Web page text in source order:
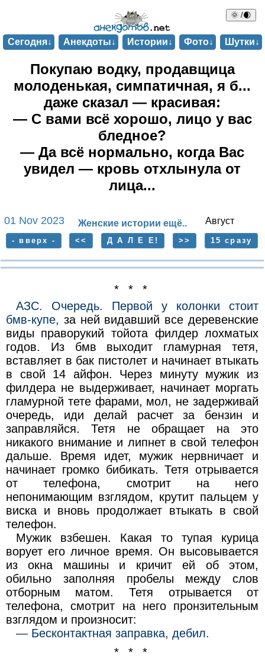
🌞 /🌒
Сегодня↓ Анекдоты↓ Истории↓ Фото↓ Шутки↓
Покупаю водку, продавщица
молоденькая, симпатичная, я б...
даже сказал — красивая:
— С вами всё хорошо, лицо у вас
бледное?
— Да всё нормально, когда Вас
увидел — кровь отхлынула от
лица...
01 Nov 2023 Женские истории ещё.. Август
- вверх - << Д А Л Е Е! >> 15 сразу
* * *
АЗС. Очередь. Первой у колонки стоит
бмв-купе, за ней видавший все деревенские
виды праворукий тойота филдер лохматых
годов. Из бмв выходит гламурная тетя,
вставляет в бак пистолет и начинает втыкать
в свой 14 айфон. Через минуту мужик из
филдера не выдерживает, начинает моргать
гламурной тете фарами, мол, не задерживай
очередь, иди делай расчет за бензин и
заправляйся. Тетя не обращает на это
никакого внимание и липнет в свой телефон
дальше. Время идет, мужик нервничает и
начинает громко бибикать. Тетя отрывается
от телефона, смотрит на него
непонимающим взглядом, крутит пальцем у
виска и вновь продолжает втыкать в свой
телефон.
Мужик взбешен. Какая то тупая курица
ворует его личное время. Он высовывается
из окна машины и кричит ей об этом,
обильно заполняя пробелы между слов
отборным матом. Тетя отрывается от
телефона, смотрит на него пронзительным
взглядом и произносит:
— Бесконтактная заправка, дебил.
* * *